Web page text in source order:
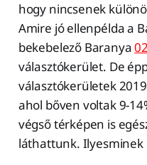
hogy nincsenek
Amire jó ellenpélda a
bekebelező Baranya
választókerület. De
választókerületek
ahol bőven voltak 9-
végső térképen is
láthattunk. Ilyesminek